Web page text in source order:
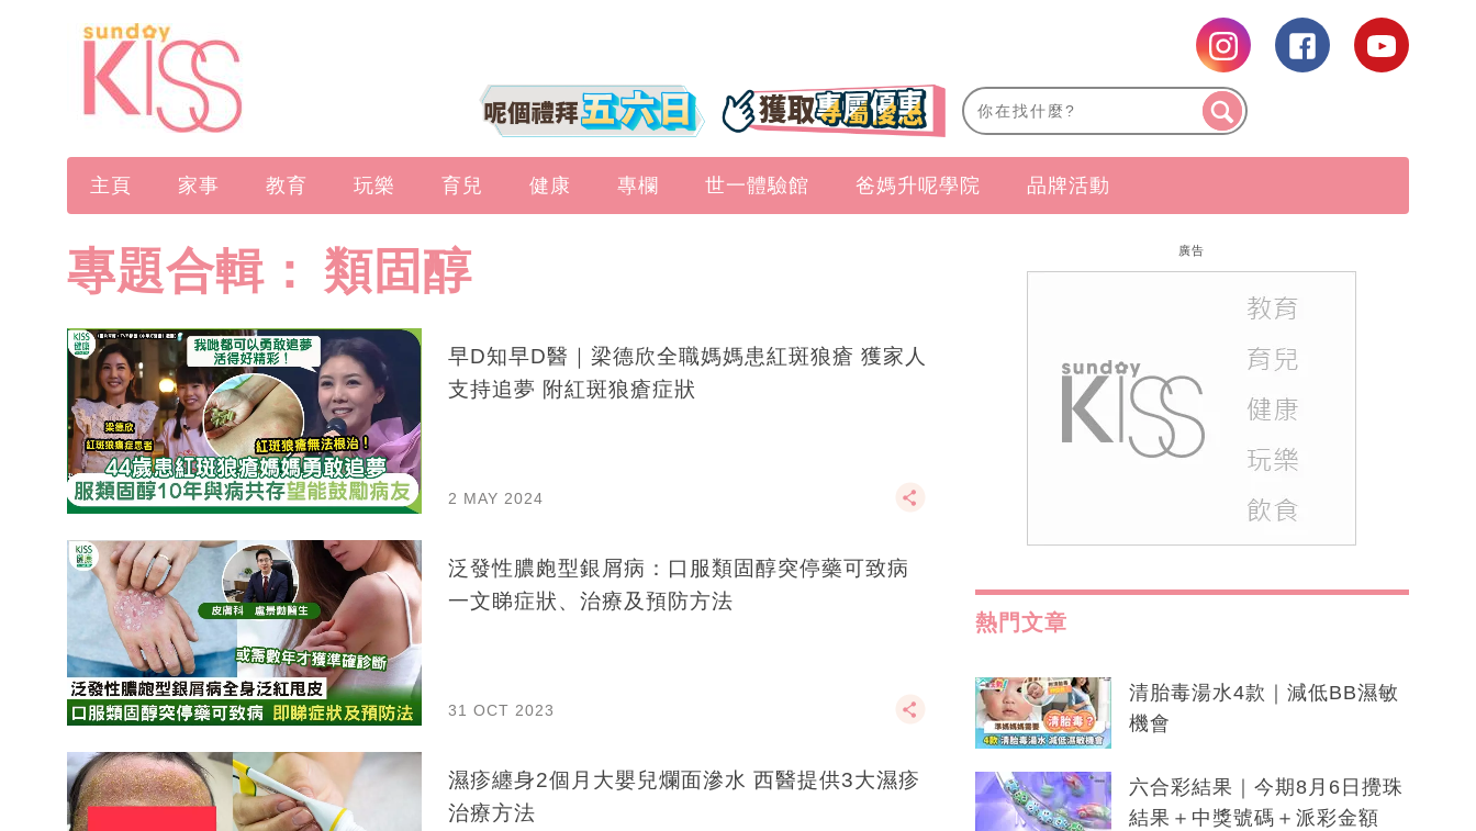
主頁 家事 教育 玩樂 育兒 健康 專欄 世一體驗館 爸媽升呢學院 品牌活動
專題合輯： 類固醇
早D知早D醫｜梁德欣全職媽媽患紅斑狼瘡 獲家人
支持追夢 附紅斑狼瘡症狀
2 MAY 2024
泛發性膿皰型銀屑病：口服類固醇突停藥可致病
一文睇症狀、治療及預防方法
31 OCT 2023
濕疹纏身2個月大嬰兒爛面滲水 西醫提供3大濕疹
治療方法
廣告
熱門文章
清胎毒湯水4款｜減低BB濕敏
機會
六合彩結果｜今期8月6日攪珠
結果＋中獎號碼＋派彩金額